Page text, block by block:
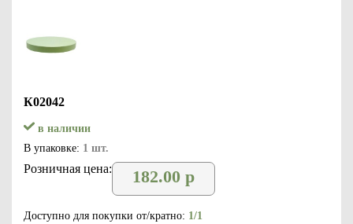
К02042
в наличии
В упаковке: 1 шт.
Розничная цена: 182.00 р
Доступно для покупки от/кратно: 1/1